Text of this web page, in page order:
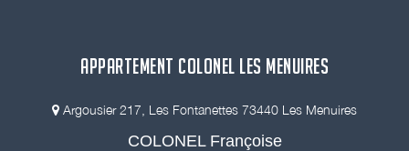
APPARTEMENT COLONEL LES MENUIRES
Argousier 217, Les Fontanettes 73440 Les Menuires
COLONEL Françoise